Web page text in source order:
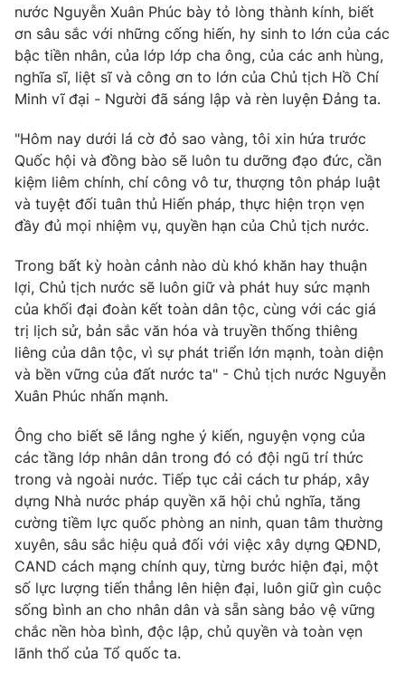
Thị trường 24h Tấm lòng Việt
VTV4 Vươn mình bằng AI
VTV9 VTV8
Liên hệ tòa soạn English
THỜI BÁO VTV
Theo dõi báo trên
Cơ quan chủ quản:
Đài Truyền hình Việt Nam
Giấy phép hoạt động báo in và báo điện tử số 483/GP-BTTTT
cấp ngày 29/12/2023
Tổng Biên tập:Vũ Thanh Thủy
Phó Tổng Biên tập:Nguyễn Thị Mỹ Hạnh, Phạm Quốc Thắng,
Nguyễn Trọng Ninh
Tổng đài VTV:024.38 355 931 - 024.38 355 932
Ðiện thoại Thời báo VTV:024.66 897 897
Email: toasoan@vtv.vn
Liên hệ quảng cáo:024-7300.7108
nước Nguyễn Xuân Phúc bày tỏ lòng thành kính, biết
ơn sâu sắc với những cống hiến, hy sinh to lớn của các
bậc tiền nhân, của lớp lớp cha ông, của các anh hùng,
nghĩa sĩ, liệt sĩ và công ơn to lớn của Chủ tịch Hồ Chí
Minh vĩ đại - Người đã sáng lập và rèn luyện Đảng ta.
"Hôm nay dưới lá cờ đỏ sao vàng, tôi xin hứa trước
Quốc hội và đồng bào sẽ luôn tu dưỡng đạo đức, cần
kiệm liêm chính, chí công vô tư, thượng tôn pháp luật
và tuyệt đối tuân thủ Hiến pháp, thực hiện trọn vẹn
đầy đủ mọi nhiệm vụ, quyền hạn của Chủ tịch nước.
Trong bất kỳ hoàn cảnh nào dù khó khăn hay thuận
lợi, Chủ tịch nước sẽ luôn giữ và phát huy sức mạnh
của khối đại đoàn kết toàn dân tộc, cùng với các giá
trị lịch sử, bản sắc văn hóa và truyền thống thiêng
liêng của dân tộc, vì sự phát triển lớn mạnh, toàn diện
và bền vững của đất nước ta" - Chủ tịch nước Nguyễn
Xuân Phúc nhấn mạnh.
Ông cho biết sẽ lắng nghe ý kiến, nguyện vọng của
các tầng lớp nhân dân trong đó có đội ngũ trí thức
trong và ngoài nước. Tiếp tục cải cách tư pháp, xây
dựng Nhà nước pháp quyền xã hội chủ nghĩa, tăng
cường tiềm lực quốc phòng an ninh, quan tâm thường
xuyên, sâu sắc hiệu quả đối với việc xây dựng QĐND,
CAND cách mạng chính quy, từng bước hiện đại, một
số lực lượng tiến thẳng lên hiện đại, luôn giữ gìn cuộc
sống bình an cho nhân dân và sẵn sàng bảo vệ vững
chắc nền hòa bình, độc lập, chủ quyền và toàn vẹn
lãnh thổ của Tổ quốc ta.